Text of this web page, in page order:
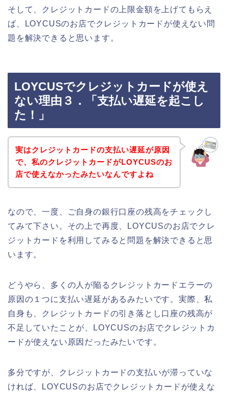
そして、クレジットカードの上限金額を上げてもらえ
ば、LOYCUSのお店でクレジットカードが使えない問
題を解決できると思います。
LOYCUSでクレジットカードが使え
ない理由３．「支払い遅延を起こし
た！」
実はクレジットカードの支払い遅延が原因
で、私のクレジットカードがLOYCUSのお
店で使えなかったみたいなんですよね
なので、一度、ご自身の銀行口座の残高をチェックし
てみて下さい。その上で再度、LOYCUSのお店でクレ
ジットカードを利用してみると問題を解決できると思
います。
どうやら、多くの人が陥るクレジットカードエラーの
原因の１つに支払い遅延があるみたいです。実際、私
自身も、クレジットカードの引き落とし口座の残高が
不足していたことが、LOYCUSのお店でクレジットカ
ードが使えない原因だったみたいです。
多分ですが、クレジットカードの支払いが滞っていな
ければ、LOYCUSのお店でクレジットカードが使えな